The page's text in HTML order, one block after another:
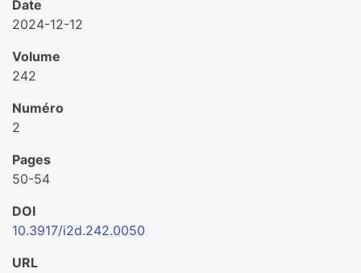
Date
2024-12-12
Volume
242
Numéro
2
Pages
50-54
DOI
10.3917/i2d.242.0050
URL